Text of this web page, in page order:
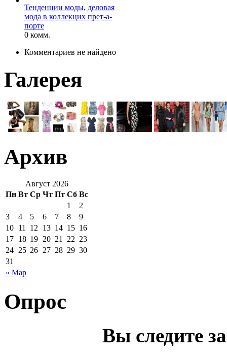
Тенденции моды, деловая
мода в коллекцих прет-а-
порте
0 комм.
Комментариев не найдено
Галерея
Архив
Август 2026
Пн Вт Ср Чт Пт Сб Вс
« Мар
1
2
3
4 5 6 7 8
9
10 11 12 13 14 15 16
17 18 19 20 21 22 23
24 25 26 27 28 29 30
31
Опрос
Вы следите